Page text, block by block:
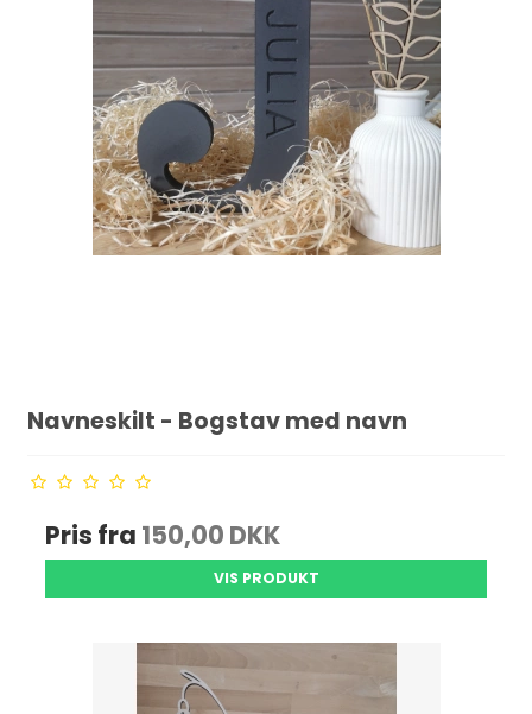
Navneskilt - Bogstav med navn
Pris fra 150,00 DKK
VIS PRODUKT